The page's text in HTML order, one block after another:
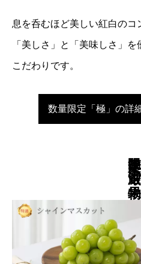
息を呑むほど美しい紅白のコ
「美しさ」と「美味しさ」
こだわりです。
数量限定「極」の詳
季節限定 厳選の果物